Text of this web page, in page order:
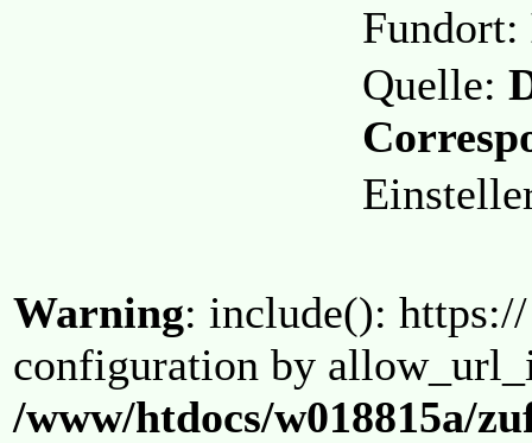
Fundort:
Quelle:
Warning: include():
configuration by
/www/htdocs/w018815a/